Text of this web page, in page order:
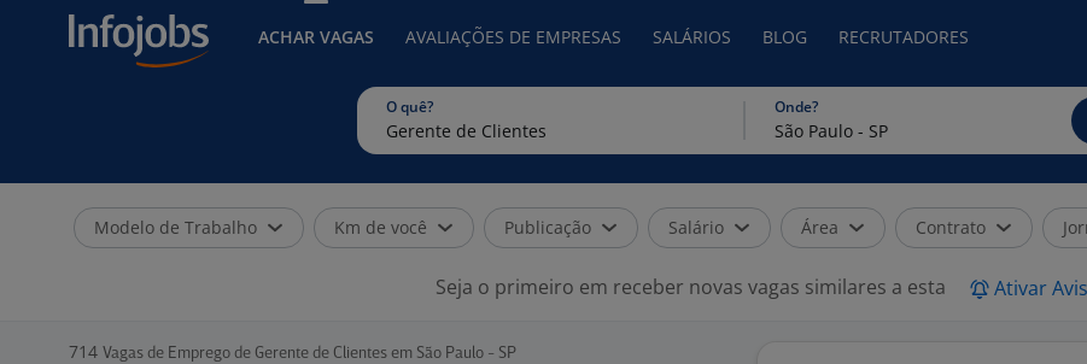
ACHAR VAGAS AVALIAÇÕES DE EMPRESAS SALÁRIOS BLOG RECRUTADORES
O quê? Onde?
Modelo de Trabalho Km de você Publicação Salário Área Contrato
Seja o primeiro em receber novas vagas similares a esta Ativar
714 Vagas de Emprego de Gerente de Clientes em São Paulo - SP